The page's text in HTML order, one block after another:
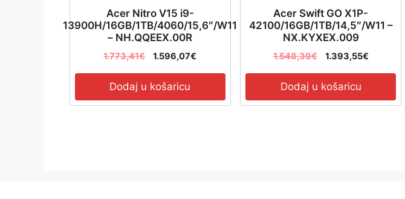
Acer Nitro V15 i9-
13900H/16GB/1TB/4060/15,6″/W11
– NH.QQEEX.00R
1.773,41€ 1.596,07€
Dodaj u košaricu
Acer Swift GO X1P-
42100/16GB/1TB/14,5″/W11 –
NX.KYXEX.009
1.548,39€ 1.393,55€
Dodaj u košaricu